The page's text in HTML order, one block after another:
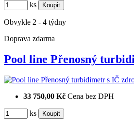
ks
Obvykle 2 - 4 týdny
Doprava zdarma
Pool line Přenosný
33 750,00 Kč Cena bez DPH
ks